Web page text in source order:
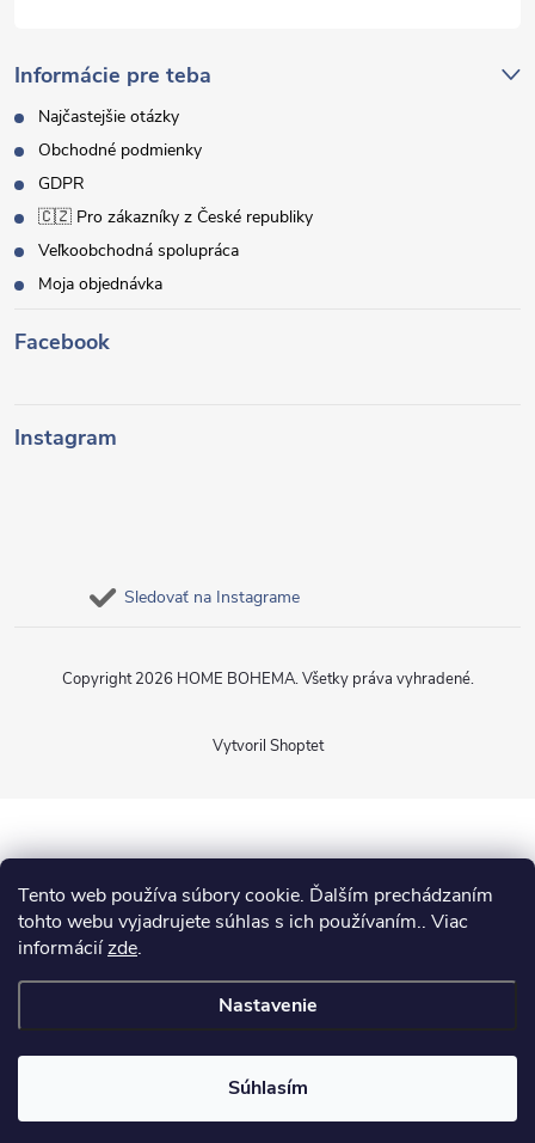
Tento web používa súbory cookie. Ďalším prechádzaním
tohto webu vyjadrujete súhlas s ich používaním.. Viac
informáciízde.
Nastavenie
Súhlasím
Informácie pre teba
Najčastejšie otázky
Obchodné podmienky
GDPR
🇨🇿 Pro zákazníky z České republiky
Veľkoobchodná spolupráca
Moja objednávka
Facebook
Instagram
Sledovať na Instagrame
Vytvoril Shoptet
Copyright 2026 HOME BOHEMA. Všetky práva vyhradené.